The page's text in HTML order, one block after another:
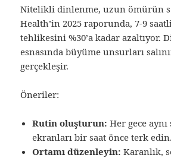
Nitelikli dinlenme, uzun ömürün
Health’in 2025 raporunda, 7-9
tehlikesini %30’a kadar azaltıyor.
esnasında büyüme unsurları
gerçekleşir.
Öneriler:
Rutin oluşturun: Her gece aynı
ekranları bir saat önce terk edin.
Ortamı düzenleyin: Karanlık,